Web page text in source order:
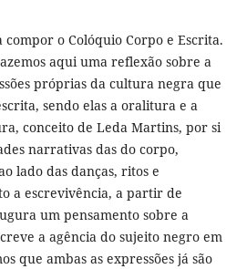
o Colóquio Corpo e Escrita.
aqui uma reflexão sobre a
próprias da cultura negra que
sendo elas a oralitura e a
conceito de Leda Martins, por si
narrativas das do corpo,
lado das danças, ritos e
a escrevivência, a partir de
um pensamento sobre a
a agência do sujeito negro em
que ambas as expressões já são